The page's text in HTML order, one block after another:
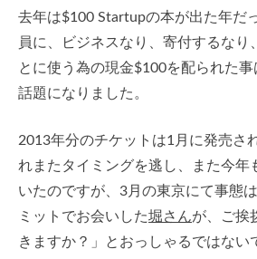
去年は$100 Startupの本が出た年だ
員に、ビジネスなり、寄付するなり
とに使う為の現金$100を配られた
話題になりました。
2013年分のチケットは1月に発売さ
れまたタイミングを逃し、また今年
いたのですが、3月の東京にて事態
ミットでお会いした堀さんが、ご挨
きますか？」とおっしゃるではない